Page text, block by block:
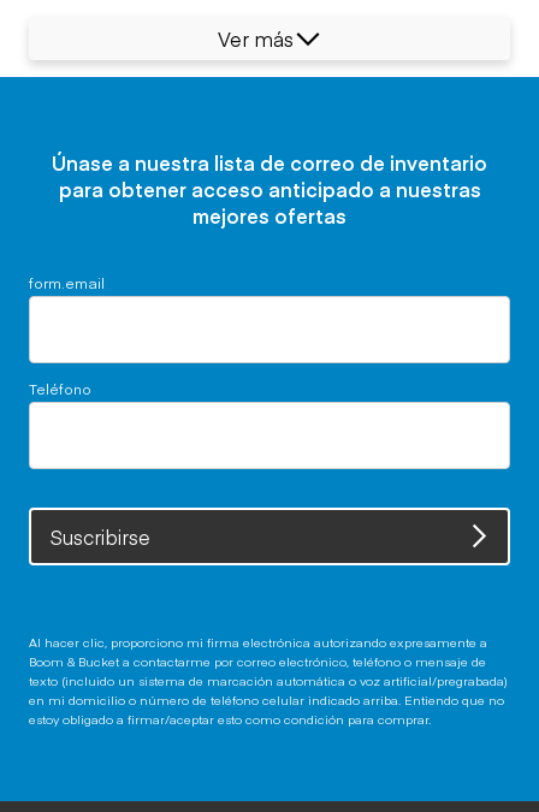
Ver más
Únase a nuestra lista de correo de inventario
para obtener acceso anticipado a nuestras
mejores ofertas
form.email
Teléfono
Suscribirse
Al hacer clic, proporciono mi firma electrónica autorizando expresamente a
Boom & Bucket a contactarme por correo electrónico, teléfono o mensaje de
texto (incluido un sistema de marcación automática o voz artificial/pregrabada)
en mi domicilio o número de teléfono celular indicado arriba. Entiendo que no
estoy obligado a firmar/aceptar esto como condición para comprar.